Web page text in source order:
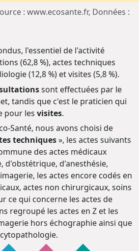
: www.ecosante.fr, Données :
l'essentiel de l'activité
(62,8 %), actes techniques
(12,8 %) et visites (5,8 %).
sont effectuées par le
tandis que c'est le praticien qui
pour les visites.
Santé, nous avons choisi de
techniques», les actes suivants
des actes médicaux
d'obstétrique, d'anesthésie,
les actes encore codés en
actes non chirurgicaux, soins
ce qui concerne les actes de
regroupé les actes en Z et les
hors échographie ainsi que